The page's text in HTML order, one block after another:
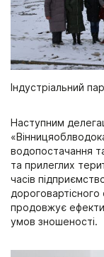
Індустріальний
Наступним
водопостачання
та прилеглих
часів
продовжує
умов зношеності.